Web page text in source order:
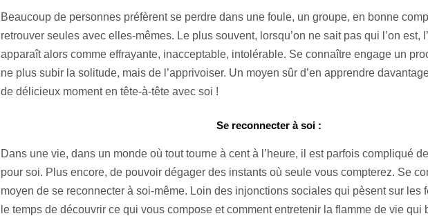
Beaucoup de personnes préfèrent se perdre dans une foule, un groupe, en bonne
retrouver seules avec elles-mêmes. Le plus souvent, lorsqu’on ne sait pas qui l’on est,
apparaît alors comme effrayante, inacceptable, intolérable. Se connaître engage un
ne plus subir la solitude, mais de l’apprivoiser. Un moyen sûr d’en apprendre
de délicieux moment en tête-à-tête avec soi !
Se reconnecter à soi :
Dans une vie, dans un monde où tout tourne à cent à l’heure, il est parfois compliqué
pour soi. Plus encore, de pouvoir dégager des instants où seule vous compterez. Se
moyen de se reconnecter à soi-même. Loin des injonctions sociales qui pèsent sur les
le temps de découvrir ce qui vous compose et comment entretenir la flamme de vie qui